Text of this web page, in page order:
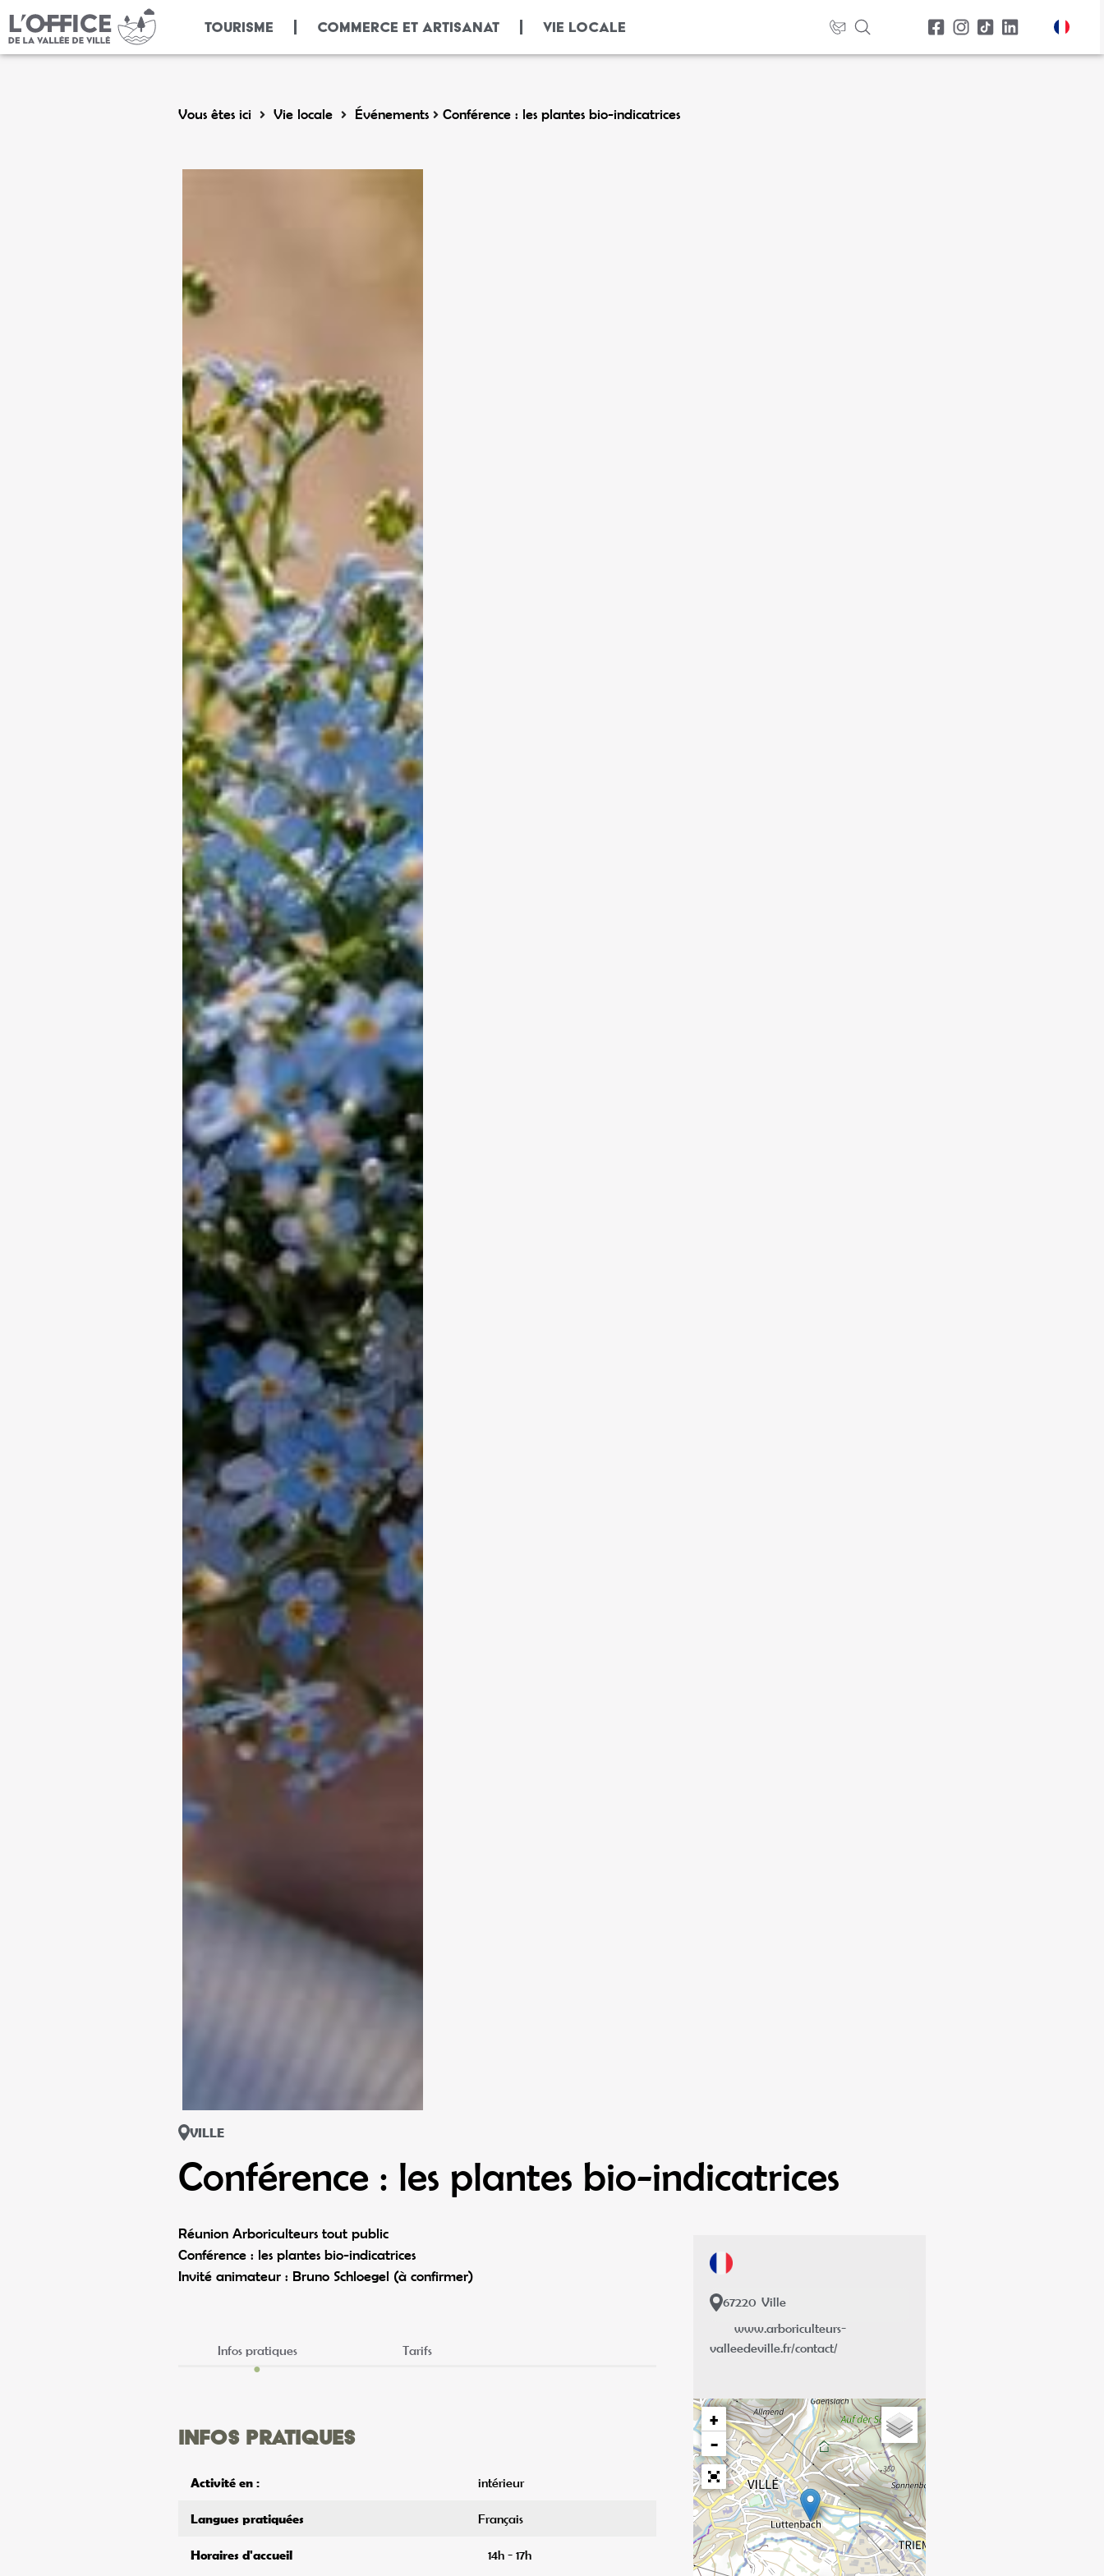
TOURISME COMMERCE ET ARTISANAT VIE LOCALE
Vous êtes ici Vie locale Événements Conférence : les plantes bio-indicatrices
VILLE
Conférence : les plantes bio-indicatrices
Réunion Arboriculteurs tout public
Conférence : les plantes bio-indicatrices
Invité animateur : Bruno Schloegel (à confirmer)
Infos pratiques Tarifs
Infos pratiques
Activité en : intérieur
Langues pratiquées Français
Horaires d'accueil 14h - 17h
67220 Ville
www.arboriculteurs-
valleedeville.fr/contact/
+
−
Panneau de gestion des cookies